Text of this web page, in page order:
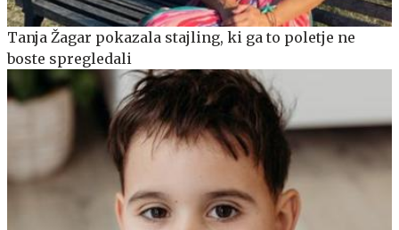
Tanja Žagar pokazala stajling, ki ga to poletje ne
boste spregledali